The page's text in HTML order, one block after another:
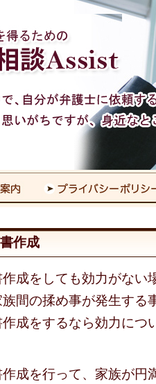
作成
成をしても効力がない
間の揉め事が発生する
成をするなら効力につ
成を行って、家族が円